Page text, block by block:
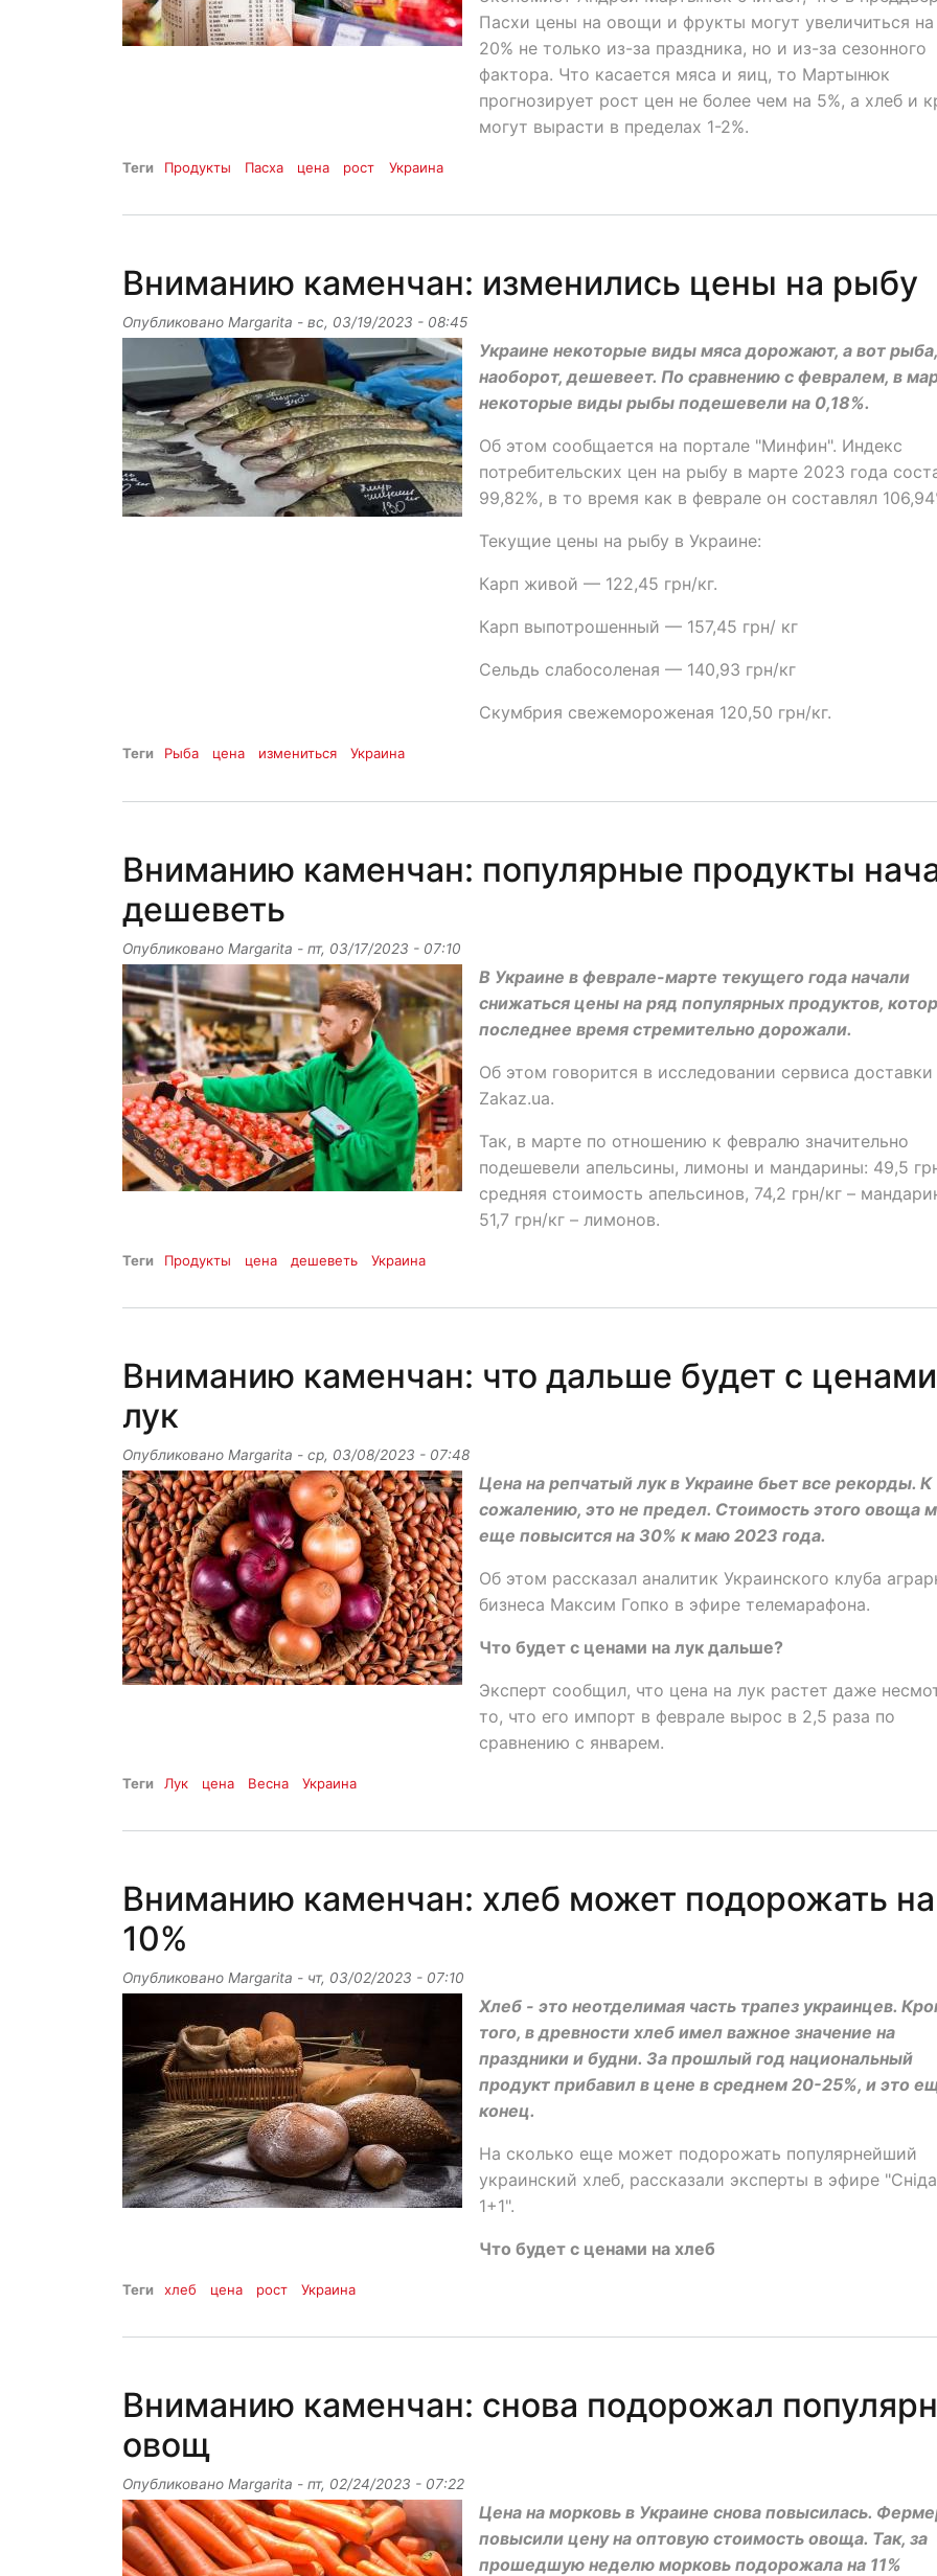
Пасхи цены на овощи и фрукты могут увеличиться на
20% не только из-за праздника, но и из-за сезонного
фактора. Что касается мяса и яиц, то Мартынюк
прогнозирует рост цен не более чем на 5%, а хлеб и
могут вырасти в пределах 1-2%.
Теги Продукты Пасха цена рост Украина
Вниманию каменчан: изменились цены на рыбу
Опубликовано Margarita - вс, 03/19/2023 - 08:45
Украине некоторые виды мяса дорожают, а вот рыба,
наоборот, дешевеет. По сравнению с февралем, в
некоторые виды рыбы подешевели на 0,18%.
Об этом сообщается на портале "Минфин". Индекс
потребительских цен на рыбу в марте 2023 года
99,82%, в то время как в феврале он составлял
Текущие цены на рыбу в Украине:
Карп живой — 122,45 грн/кг.
Карп выпотрошенный — 157,45 грн/ кг
Сельдь слабосоленая — 140,93 грн/кг
Скумбрия свежемороженая 120,50 грн/кг.
Теги Рыба цена измениться Украина
Вниманию каменчан: популярные продукты
дешеветь
Опубликовано Margarita - пт, 03/17/2023 - 07:10
В Украине в феврале-марте текущего года начали
снижаться цены на ряд популярных продуктов,
последнее время стремительно дорожали.
Об этом говорится в исследовании сервиса доставки
Zakaz.ua.
Так, в марте по отношению к февралю значительно
подешевели апельсины, лимоны и мандарины: 49,5
средняя стоимость апельсинов, 74,2 грн/кг –
51,7 грн/кг – лимонов.
Теги Продукты цена дешеветь Украина
Вниманию каменчан: что дальше будет с
лук
Опубликовано Margarita - ср, 03/08/2023 - 07:48
Цена на репчатый лук в Украине бьет все рекорды. К
сожалению, это не предел. Стоимость этого овоща
еще повысится на 30% к маю 2023 года.
Об этом рассказал аналитик Украинского клуба
бизнеса Максим Гопко в эфире телемарафона.
Что будет с ценами на лук дальше?
Эксперт сообщил, что цена на лук растет даже
то, что его импорт в феврале вырос в 2,5 раза по
сравнению с январем.
Теги Лук цена Весна Украина
Вниманию каменчан: хлеб может подорожать на
10%
Опубликовано Margarita - чт, 03/02/2023 - 07:10
Хлеб - это неотделимая часть трапез украинцев.
того, в древности хлеб имел важное значение на
праздники и будни. За прошлый год национальный
продукт прибавил в цене в среднем 20-25%, и это
конец.
На сколько еще может подорожать популярнейший
украинский хлеб, рассказали эксперты в эфире
1+1".
Что будет с ценами на хлеб
Теги хлеб цена рост Украина
Вниманию каменчан: снова подорожал
овощ
Опубликовано Margarita - пт, 02/24/2023 - 07:22
Цена на морковь в Украине снова повысилась.
повысили цену на оптовую стоимость овоща. Так, за
прошедшую неделю морковь подорожала на 11%